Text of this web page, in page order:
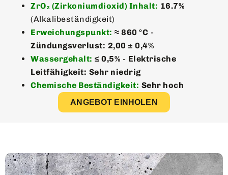
ZrO₂ (Zirkoniumdioxid) Inhalt: 16.7%
(Alkalibeständigkeit)
Erweichungspunkt: ≈ 860 °C -
Zündungsverlust: 2,00 ± 0,4%
Wassergehalt: ≤ 0,5% - Elektrische
Leitfähigkeit: Sehr niedrig
Chemische Beständigkeit: Sehr hoch
ANGEBOT EINHOLEN